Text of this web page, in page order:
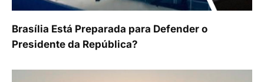
Brasília Está Preparada para Defender o
Presidente da República?